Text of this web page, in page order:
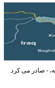
می کرد.